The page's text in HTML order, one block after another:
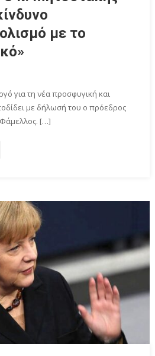
με το
για τη νέα προσφυγική και
με δήλωσή του ο πρόεδρος
[…]